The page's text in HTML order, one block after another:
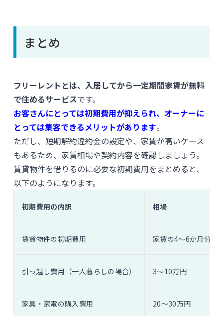
まとめ
フリーレントとは、入居してから一定期間家賃が無料
で住めるサービスです。
お客さんにとっては初期費用が抑えられ、オーナーに
とっては集客できるメリットがあります。
ただし、短期解約違約金の設定や、家賃が高いケース
もあるため、家賃相場や契約内容を確認しましょう。
賃貸物件を借りるのに必要な初期費用をまとめると、
以下のようになります。
初期費用の内訳 相場
賃貸物件の初期費用 家賃の4〜6か月分
引っ越し費用（一人暮らしの場合） 3〜10万円
家具・家電の購入費用 20〜30万円